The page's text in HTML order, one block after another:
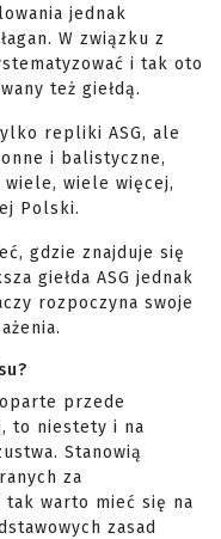
jednak
W związku z
i tak oto
też giełdą.
repliki ASG, ale
i balistyczne,
wiele więcej,
Polski.
gdzie znajduje się
giełda ASG jednak
rozpoczyna swoje
przede
to niestety i na
Stanowią
za
tak warto mieć się na
zasad